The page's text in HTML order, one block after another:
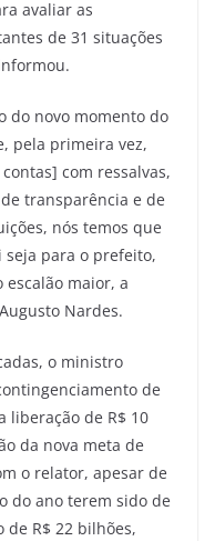
avaliar as
de 31 situações
do novo momento do
pela primeira vez,
com ressalvas,
transparência e de
nós temos que
para o prefeito,
maior, a
Nardes.
o ministro
de
liberação de R$ 10
da nova meta de
o relator, apesar de
do ano terem sido de
R$ 22 bilhões,